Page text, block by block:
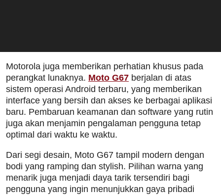
Motorola juga memberikan perhatian khusus pada
perangkat lunaknya. Moto G67 berjalan di atas
sistem operasi Android terbaru, yang memberikan
interface yang bersih dan akses ke berbagai aplikasi
baru. Pembaruan keamanan dan software yang rutin
juga akan menjamin pengalaman pengguna tetap
optimal dari waktu ke waktu.
Dari segi desain, Moto G67 tampil modern dengan
bodi yang ramping dan stylish. Pilihan warna yang
menarik juga menjadi daya tarik tersendiri bagi
pengguna yang ingin menunjukkan gaya pribadi